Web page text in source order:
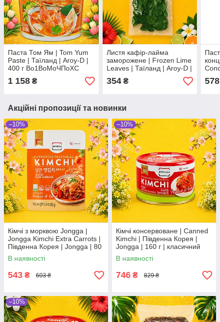
Паста Том Ям | Tom Yum
Paste | Таїланд | Aroy-D |
400 г Во1ВоМоЧПоXC
1 158 ₴
Листя кафір-лайма
заморожене | Frozen Lime
Leaves | Таїланд | Aroy-D |
114 г | автентичний
цитрусовий аромат ЧДм
354₴
|
578
Акційні пропозиції та новинки
–10%
Кімчі з морквою Jongga |
Jongga Kimchi Extra Carrots |
Південна Корея | Jongga | 80
г | пробіотичний смак та
користь По
В наявності
543 ₴ 603 ₴
–10%
Кімчі консервоване | Canned
Kimchi | Південна Корея |
Jongga | 160 г | класичний
корейський смак По
В наявності
746 ₴ 829 ₴
–10%